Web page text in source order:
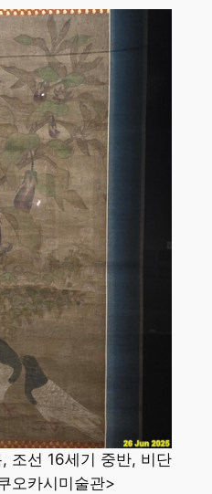
조선 16세기 중반, 비단
오카시미술관>